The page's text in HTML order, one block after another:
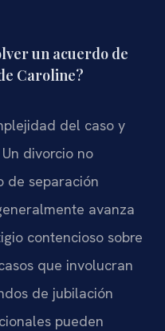
un acuerdo de
Caroline?
del caso y
divorcio no
de separación
avanza
contencioso sobre
que involucran
de jubilación
pueden